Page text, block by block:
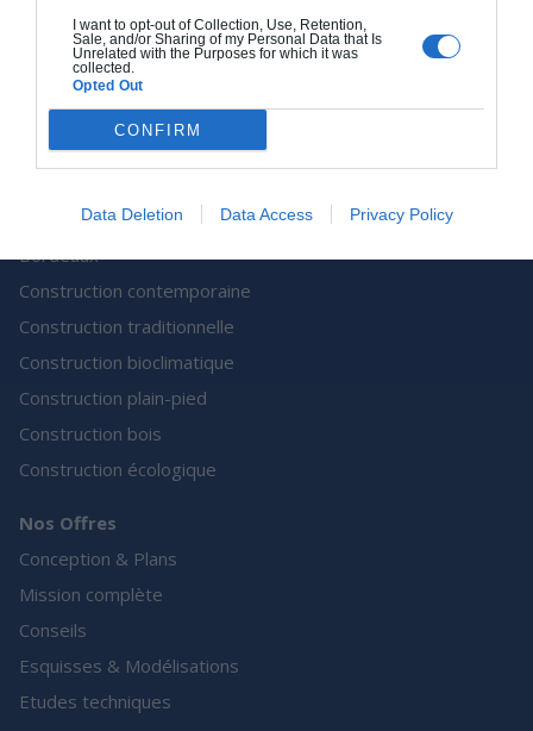
I want to opt-out of Collection, Use, Retention,
Sale, and/or Sharing of my Personal Data that Is
Unrelated with the Purposes for which it was
collected.
Opted Out
CONFIRM
Data Deletion Data Access Privacy Policy
Nos Services
Rénovation d’appartement à
Paris
Rénovation d’appartement à
Rénovation d’appartement à
Bordeaux
Construction contemporaine
Construction traditionnelle
Construction bioclimatique
Construction plain-pied
Construction bois
Construction écologique
Nos Offres
Conception & Plans
Mission complète
Conseils
Esquisses & Modélisations
Etudes techniques